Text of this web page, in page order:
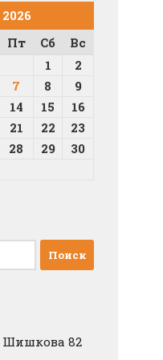
Пт Сб
Вс
1
2
7 8
9
14 15
16
21 22
23
28 29
30
Шишкова 82